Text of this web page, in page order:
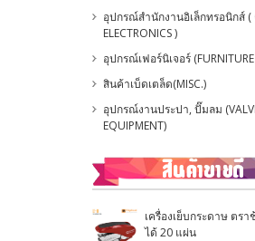
อุปกรณ์สำนักงานอิเล็กทรอนิกส์ (
ELECTRONICS )
อุปกรณ์เฟอร์นิเจอร์ (FURNITURE
สินค้าเบ็ดเตล็ด(MISC.)
อุปกรณ์งานประปา, ปั๊มลม
EQUIPMENT)
เครื่องเย็บกระดาษ ตรา
ได้ 20 แผ่น